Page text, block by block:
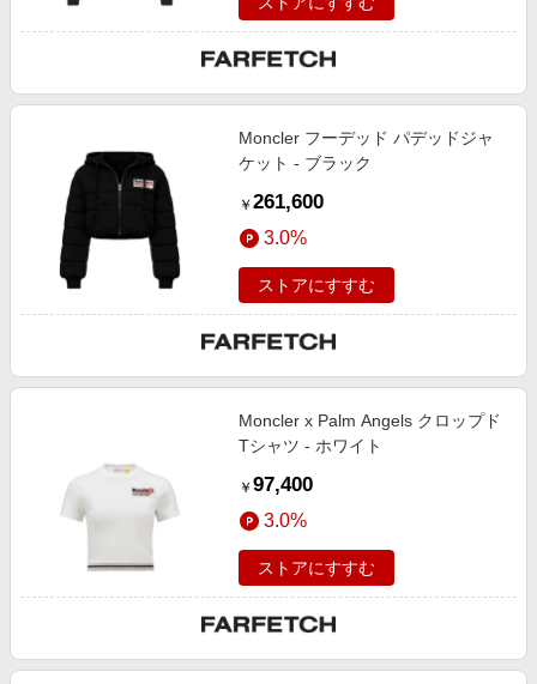
金融・マネー・保険
ビジネス・その他サービス
Apple公式サイト×楽天カード分割払い
Samsung ボーナスキャンペーン
週末の高還元 夏の長期版
Moncler フーデッド パデッドジャ
ケット - ブラック
￥ 261,600
3.0%
ストアにすすむ
Moncler x Palm Angels クロップド
Tシャツ - ホワイト
￥ 97,400
3.0%
ストアにすすむ